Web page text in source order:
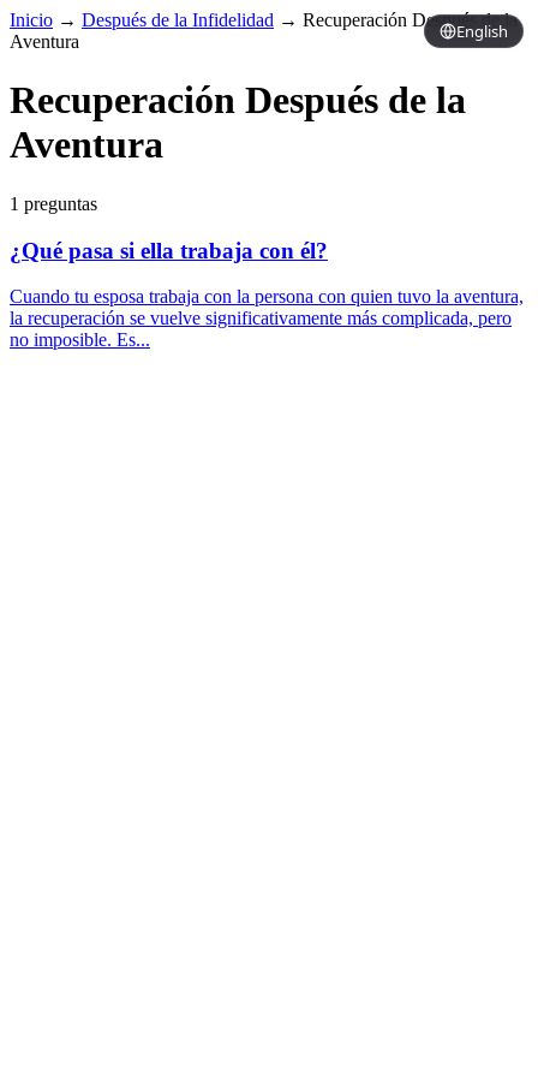
English
Inicio → Después de la Infidelidad → Recuperación Después de la
Aventura
Recuperación Después de la
Aventura
1 preguntas
¿Qué pasa si ella trabaja con él?
Cuando tu esposa trabaja con la persona con quien tuvo la aventura,
la recuperación se vuelve significativamente más complicada, pero
no imposible. Es...